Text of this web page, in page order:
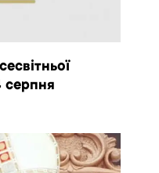
серпня